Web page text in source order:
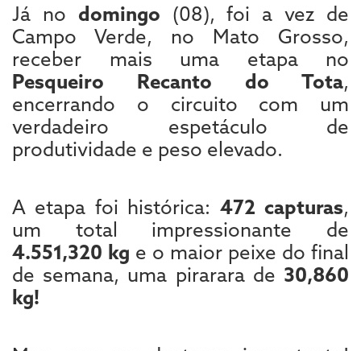
Já no domingo (08), foi a vez de
Campo Verde, no Mato Grosso,
receber mais uma etapa no
Pesqueiro Recanto do Tota,
encerrando o circuito com um
verdadeiro espetáculo de
produtividade e peso elevado.
A etapa foi histórica: 472 capturas,
um total impressionante de
4.551,320 kg e o maior peixe do final
de semana, uma pirarara de 30,860
kg!